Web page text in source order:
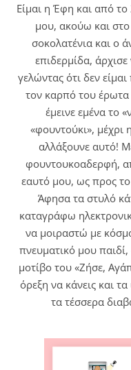
Είμαι η Έφη και από
μου, ακούω και
σοκολατένια και ο
επιδερμίδα,
γελώντας ότι δεν
τον καρπό του έρωτα
έμεινε εμένα το
«φουντούκι», μέχρι
αλλάξουνε αυτό!
φουντουκοαδερφή,
εαυτό μου, ως προς
Άφησα τα στυλό
καταγράφω
να μοιραστώ με
πνευματικό μου
μοτίβο του «Ζήσε,
όρεξη να κάνεις και
τα τέσσερα